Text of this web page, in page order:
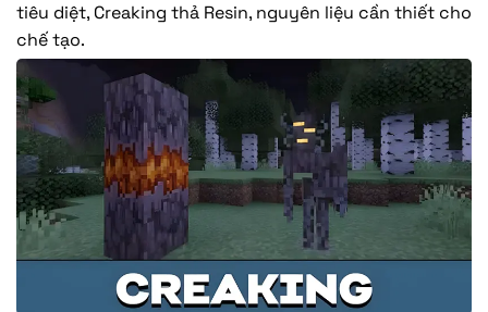
tiêu diệt, Creaking thả Resin, nguyên liệu cần thiết cho
chế tạo.